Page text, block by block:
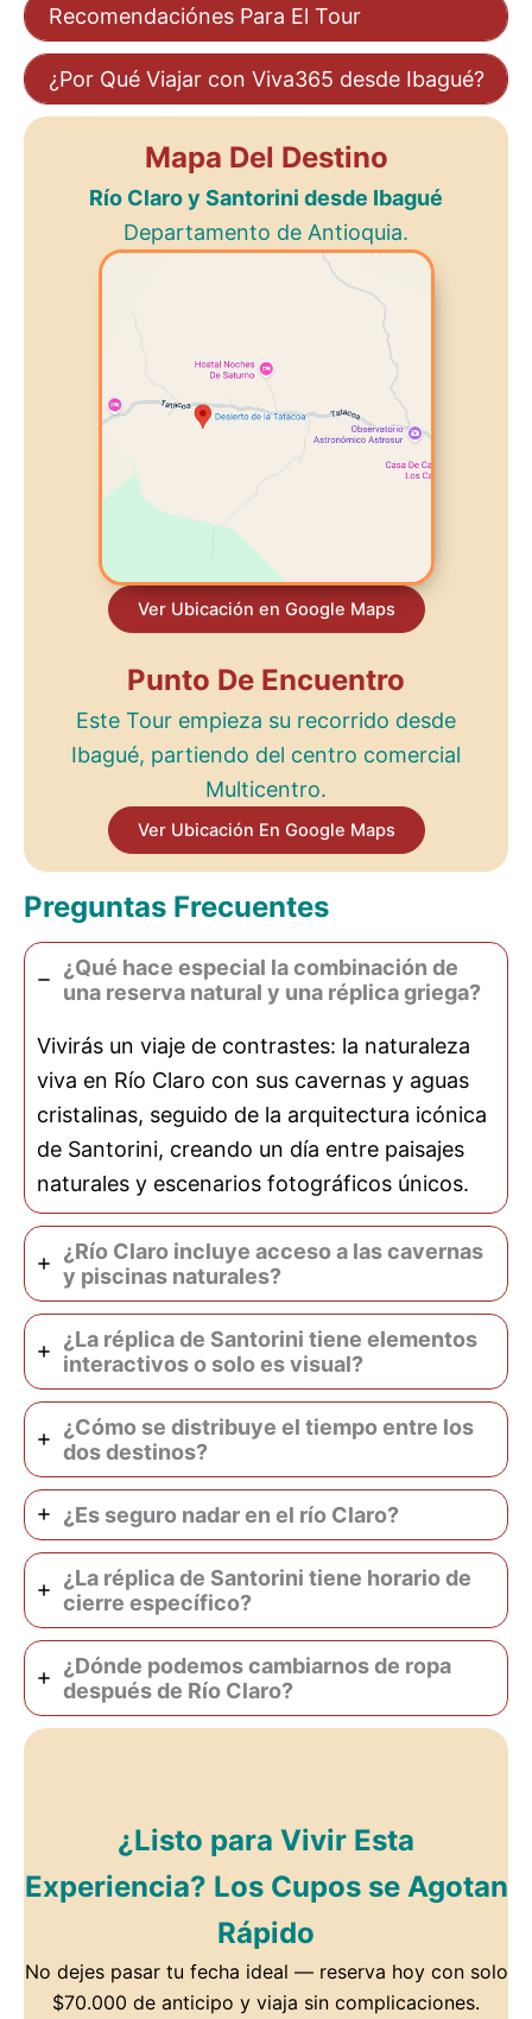
Recomendaciónes Para El Tour
¿Por Qué Viajar con Viva365 desde Ibagué?
Mapa Del Destino
Río Claro y Santorini desde Ibagué
Departamento de Antioquia.
Ver Ubicación en Google Maps
Punto De Encuentro
Este Tour empieza su recorrido desde
Ibagué, partiendo del centro comercial
Multicentro.
Ver Ubicación En Google Maps
Preguntas Frecuentes
¿Qué hace especial la combinación de
una reserva natural y una réplica griega?
Vivirás un viaje de contrastes: la naturaleza
viva en Río Claro con sus cavernas y aguas
cristalinas, seguido de la arquitectura icónica
de Santorini, creando un día entre paisajes
naturales y escenarios fotográficos únicos.
¿Río Claro incluye acceso a las cavernas
y piscinas naturales?
¿La réplica de Santorini tiene elementos
interactivos o solo es visual?
¿Cómo se distribuye el tiempo entre los
dos destinos?
¿Es seguro nadar en el río Claro?
¿La réplica de Santorini tiene horario de
cierre específico?
¿Dónde podemos cambiarnos de ropa
después de Río Claro?
¿Listo para Vivir Esta
Experiencia? Los Cupos se Agotan
Rápido
No dejes pasar tu fecha ideal — reserva hoy con solo
$70.000 de anticipo y viaja sin complicaciones.